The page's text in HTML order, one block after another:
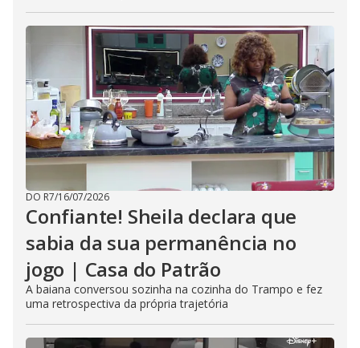
DO R7/16/07/2026
Confiante! Sheila declara que
sabia da sua permanência no
jogo | Casa do Patrão
A baiana conversou sozinha na cozinha do Trampo e fez
uma retrospectiva da própria trajetória